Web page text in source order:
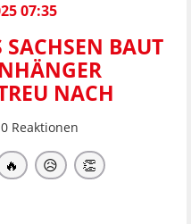
07:35
SACHSEN BAUT
NACH
0 Reaktionen
🔥 😥 👏